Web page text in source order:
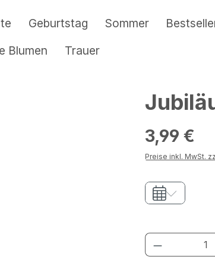
Geburtstag Sommer
Blumen
Trauer
Regulärer Preis:
3,99 €
Preise inkl. MwSt.
Produkt